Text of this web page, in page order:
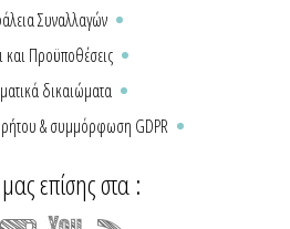
Συναλλαγών
Προϋποθέσεις
δικαιώματα
& συμμόρφωση GDPR
επίσης στα :